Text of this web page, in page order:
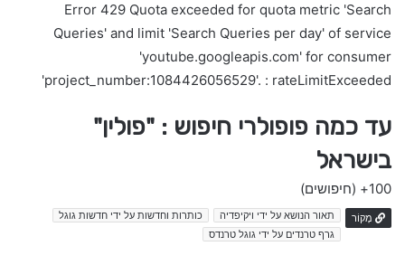
Error 429 Quota exceeded for quota metric 'Search
Queries' and limit 'Search Queries per day' of service
'youtube.googleapis.com' for consumer
'project_number:1084426056529'. : rateLimitExceeded
עד כמה פופולרי חיפוש : "פולין"
בישראל
100+ (חיפושים)
מָקוֹר תאור הנושא על ידי ויקיפדיה
כותרות וחדשות על ידי חדשות גוגל
גרף טרנדים על ידי גוגל טרנדס